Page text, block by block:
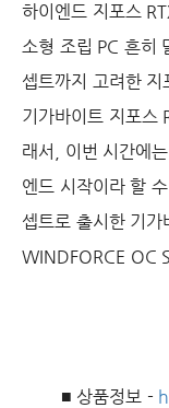
하이엔드 지포스
소형 조립 PC 흔히
셉트까지 고려한
기가바이트 지포스
래서, 이번 시간에
엔드 시작이라 할
셉트로 출시한 기
WINDFORCE OC
■ 상품정보 -